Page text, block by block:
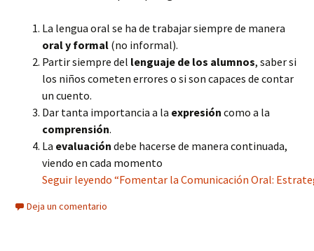
La lengua oral se ha de trabajar siempre de manera
oral y formal (no informal).
Partir siempre del lenguaje de los alumnos, saber si
los niños cometen errores o si son capaces de contar
un cuento.
Dar tanta importancia a la expresión como a la
comprensión.
La evaluación debe hacerse de manera continuada,
viendo en cada momento
Seguir leyendo “Fomentar la Comunicación Oral:
Deja un comentario